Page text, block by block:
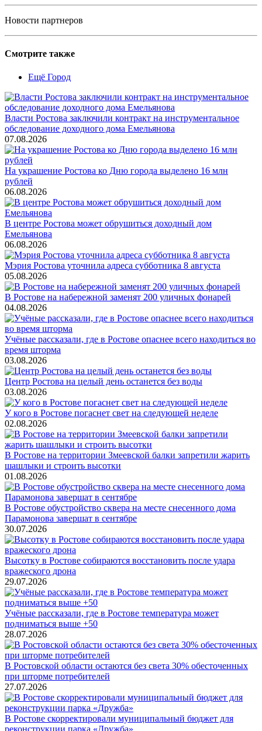
Новости партнеров
Смотрите также
Ещё Город
Власти Ростова заключили контракт на инструментальное
обследование доходного дома Емельянова
07.08.2026
На украшение Ростова ко Дню города выделено 16 млн
рублей
06.08.2026
В центре Ростова может обрушиться доходный дом
Емельянова
06.08.2026
Мэрия Ростова уточнила адреса субботника 8 августа
05.08.2026
В Ростове на набережной заменят 200 уличных фонарей
04.08.2026
Учёные рассказали, где в Ростове опаснее всего находиться во
время шторма
03.08.2026
Центр Ростова на целый день останется без воды
03.08.2026
У кого в Ростове погаснет свет на следующей неделе
02.08.2026
В Ростове на территории Змеевской балки запретили жарить
шашлыки и строить высотки
01.08.2026
В Ростове обустройство сквера на месте снесенного дома
Парамонова завершат в сентябре
30.07.2026
Высотку в Ростове собираются восстановить после удара
вражеского дрона
29.07.2026
Учёные рассказали, где в Ростове температура может
подниматься выше +50
28.07.2026
В Ростовской области остаются без света 30% обесточенных
при шторме потребителей
27.07.2026
В Ростове скорректировали муниципальный бюджет для
реконструкции парка «Дружба»